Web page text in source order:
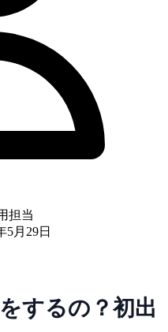
担当
5月29日
するの？初出